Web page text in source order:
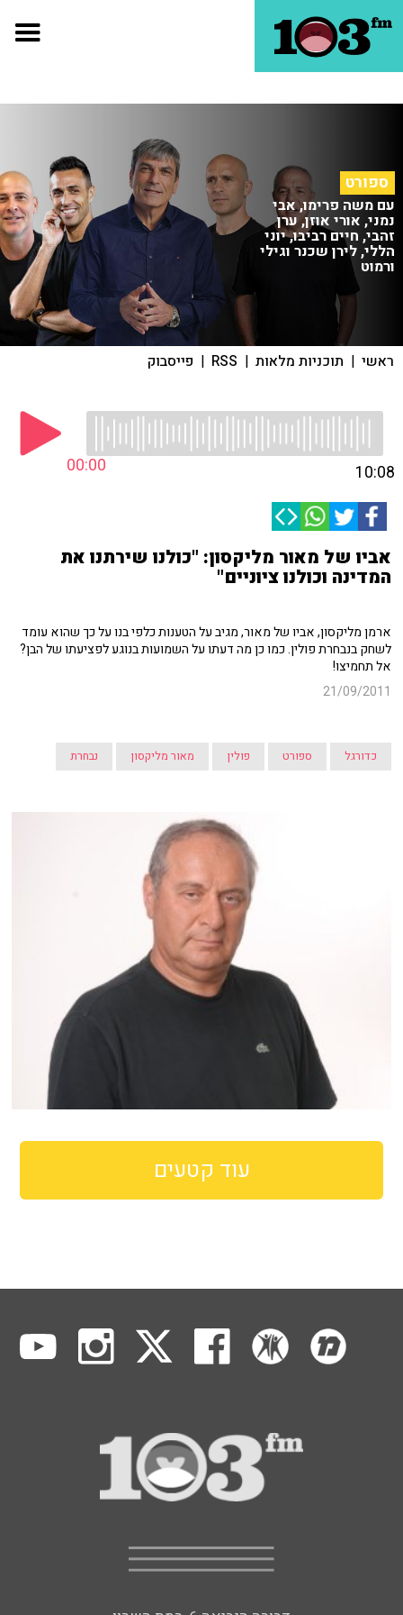
ספורט
עם משה פרימו, אבי
נמני, אורי אוזן, ערן
זהבי, חיים רביבו, יוני
הללי, לירן שכנר וגילי
ורמוט
ראשי | תוכניות מלאות |
RSS
| פייסבוק
00:00 10:08
אביו של מאור מליקסון: "כולנו שירתנו את
המדינה וכולנו ציוניים"
ארמן מליקסון, אביו של מאור, מגיב על הטענות כלפי בנו על כך שהוא עומד
לשחק בנבחרת פולין. כמו כן מה דעתו על השמועות בנוגע לפציעתו של הבן?
אל תחמיצו!
21/09/2011
כדורגל ספורט פולין מאור מליקסון נבחרת
עוד קטעים